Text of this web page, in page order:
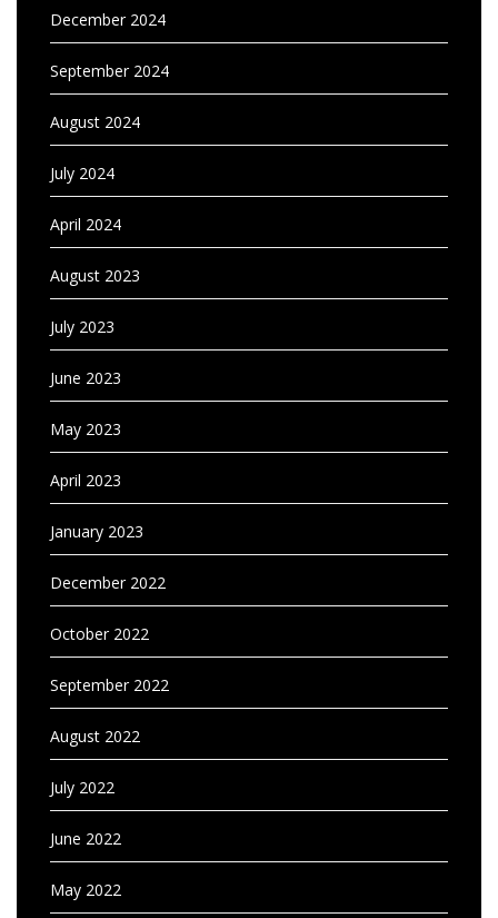
December 2024
September 2024
August 2024
July 2024
April 2024
August 2023
July 2023
June 2023
May 2023
April 2023
January 2023
December 2022
October 2022
September 2022
August 2022
July 2022
June 2022
May 2022